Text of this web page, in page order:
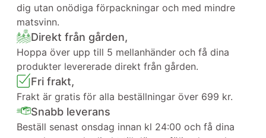
dig utan onödiga förpackningar och med mindre
matsvinn.
Direkt från gården,
Hoppa över upp till 5 mellanhänder och få dina
produkter levererade direkt från gården.
Fri frakt,
Frakt är gratis för alla beställningar över 699 kr.
Snabb leverans
Beställ senast onsdag innan kl 24:00 och få dina